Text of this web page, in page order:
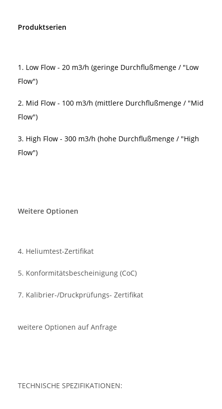
Produktserien
1. Low Flow - 20 m3/h (geringe Durchflußmenge / "Low
Flow")
2. Mid Flow - 100 m3/h (mittlere Durchflußmenge / "Mid
Flow")
3. High Flow - 300 m3/h (hohe Durchflußmenge / "High
Flow")
Weitere Optionen
4. Heliumtest-Zertifikat
5. Konformitätsbescheinigung (CoC)
7. Kalibrier-/Druckprüfungs- Zertifikat
weitere Optionen auf Anfrage
TECHNISCHE SPEZIFIKATIONEN: